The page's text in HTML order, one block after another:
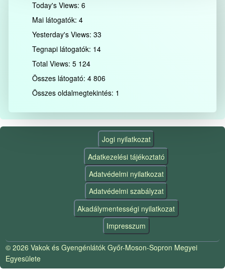
Today's Views:6
Mai látogatók:4
Yesterday's Views:33
Tegnapi látogatók: 14
Total Views:5 124
Összes látogató:4 806
Összes oldalmegtekintés: 1
Jogi nyilatkozat
Adatkezelési tájékoztató
Adatvédelmi nyilatkozat
Adatvédelmi szabályzat
Akadálymentességi nyilatkozat
Impresszum
© 2026 Vakok és Gyengénlátók Győr-Moson-Sopron Megyei
Egyesülete